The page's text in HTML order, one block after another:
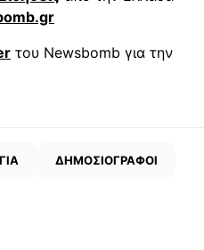
του Newsbomb για την
ΔΗΜΟΣΙΟΓΡΑΦΟΙ